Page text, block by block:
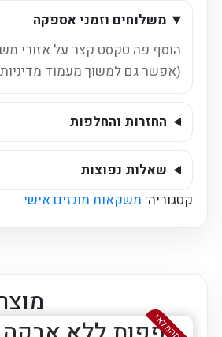
1.5
ליטר
משלוחים וזמני אספקה
הוסף פה טקסט קצר על אזורי
(אפשר גם למשוך מעמוד
החזרות והחלפות
שאלות נפוצות
קטגוריה: משקאות מוגזים אישי